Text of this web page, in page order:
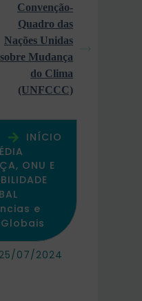
25/07/2024
Convenção-
Quadro das
Nações Unidas
sobre Mudança
do Clima
(UNFCCC)
INÍCIO
ONU E
e